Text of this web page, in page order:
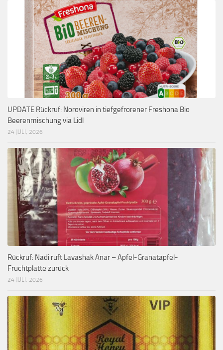
UPDATE Rückruf: Noroviren in tiefgefrorener Freshona Bio
Beerenmischung via Lidl
24 JULI, 2026
Rückruf: Nadi ruft Lavashak Anar – Apfel-Granatapfel-
Fruchtplatte zurück
24 JULI, 2026